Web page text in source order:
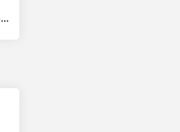
Date A Live: Spirit Pledge – Global